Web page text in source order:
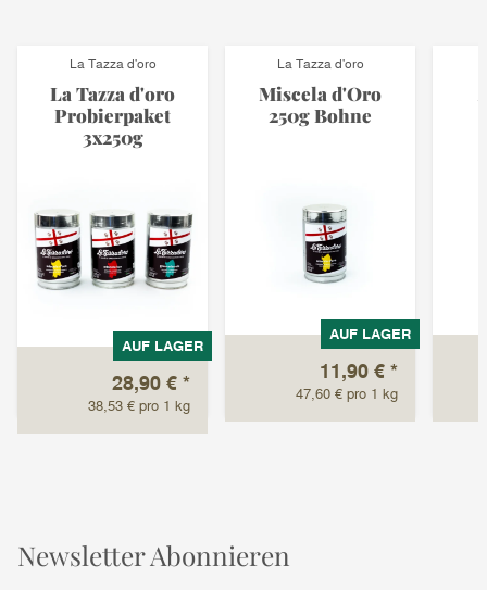
La Tazza d'oro
La Tazza d'oro
Probierpaket
3x250g
AUF LAGER
28,90 € *
38,53 € pro 1 kg
La Tazza d'oro
Miscela d'Oro
250g Bohne
AUF LAGER
11,90 € *
47,60 € pro 1 kg
Newsletter Abonnieren